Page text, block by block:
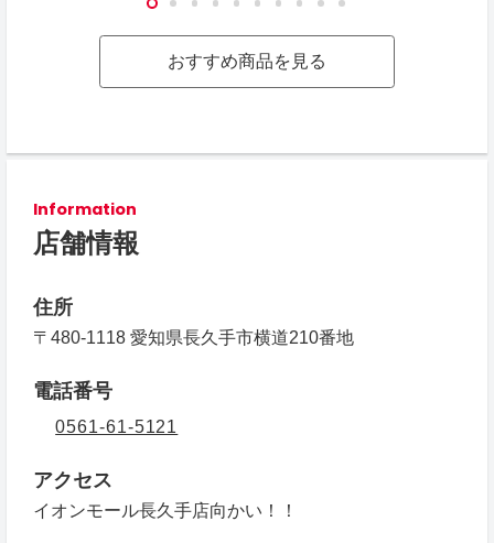
おすすめ商品を見る
Information
店舗情報
住所
〒480-1118 愛知県長久手市横道210番地
電話番号
0561-61-5121
アクセス
イオンモール長久手店向かい！！